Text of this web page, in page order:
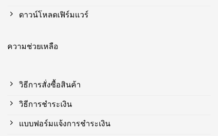
ดาวน์โหลดเฟิร์มแวร์
ความช่วยเหลือ
วิธีการสั่งซื้อสินค้า
วิธีการชำระเงิน
แบบฟอร์มแจ้งการชำระเงิน